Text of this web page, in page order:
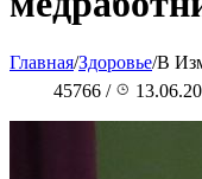
Главная/Здоровье/В
45766 /